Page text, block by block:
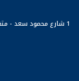
1 شارع محمود سعد -